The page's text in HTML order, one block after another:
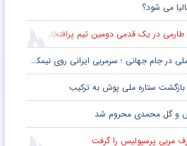
می شود؟
در یک قدمی دومین تیم پرافتخار اروپا
جام جهانی ؛ سرمربی ایرانی روی نیمکت آمریکا
ستاره ملی پوش به ترکیب
و گل محمدی محروم شد
مربی پرسپولیس را گرفت